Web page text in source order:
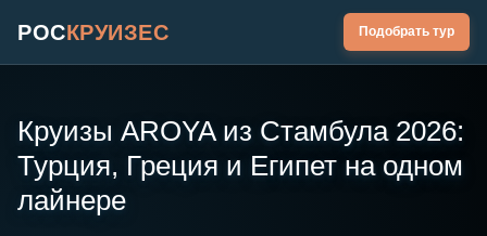
РОСКРУИЗЕС Подобрать тур
Круизы AROYA из Стамбула 2026:
Турция, Греция и Египет на одном
лайнере